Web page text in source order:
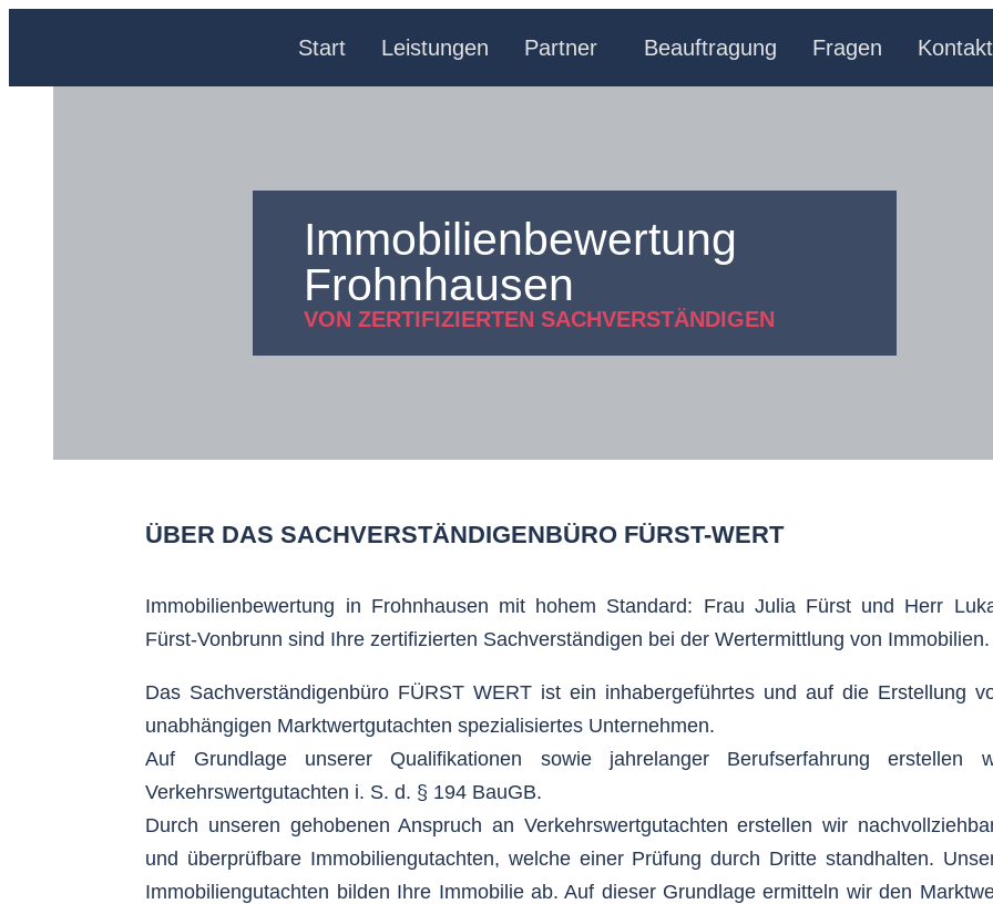
Start Leistungen Partner Beauftragung Fragen Kontakt
Immobilienbewertung
Frohnhausen
VON ZERTIFIZIERTEN SACHVERSTÄNDIGEN
ÜBER DAS SACHVERSTÄNDIGENBÜRO FÜRST-WERT
Immobilienbewertung in Frohnhausen mit hohem Standard: Frau Julia Fürst und Herr
Fürst-Vonbrunn sind Ihre zertifizierten Sachverständigen bei der Wertermittlung von Immobilien.
Das Sachverständigenbüro FÜRST WERT ist ein inhabergeführtes und auf die Erstellung
unabhängigen Marktwertgutachten spezialisiertes Unternehmen.
Auf Grundlage unserer Qualifikationen sowie jahrelanger Berufserfahrung erstellen
Verkehrswertgutachten i. S. d. § 194 BauGB.
Durch unseren gehobenen Anspruch an Verkehrswertgutachten erstellen wir
und überprüfbare Immobiliengutachten, welche einer Prüfung durch Dritte standhalten.
Immobiliengutachten bilden Ihre Immobilie ab. Auf dieser Grundlage ermitteln wir den